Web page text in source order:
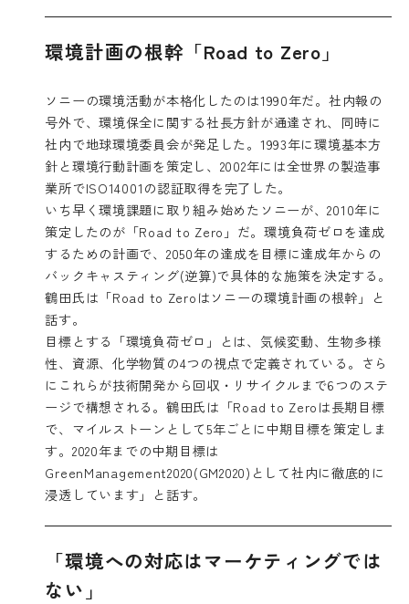
環境計画の根幹「Road to Zero」
ソニーの環境活動が本格化したのは1990年だ。社内報の
号外で、環境保全に関する社長方針が通達され、同時に
社内で地球環境委員会が発足した。1993年に環境基本方
針と環境行動計画を策定し、2002年には全世界の製造事
業所でISO14001の認証取得を完了した。
いち早く環境課題に取り組み始めたソニーが、2010年に
策定したのが「Road to Zero」だ。環境負荷ゼロを達成
するための計画で、2050年の達成を目標に達成年からの
バックキャスティング(逆算)で具体的な施策を決定する。
鶴田氏は「Road to Zeroはソニーの環境計画の根幹」と
話す。
目標とする「環境負荷ゼロ」とは、気候変動、生物多様
性、資源、化学物質の4つの視点で定義されている。さら
にこれらが技術開発から回収・リサイクルまで6つのステ
ージで構想される。鶴田氏は「Road to Zeroは長期目標
で、マイルストーンとして5年ごとに中期目標を策定しま
す。2020年までの中期目標は
GreenManagement2020(GM2020)として社内に徹底的に
浸透しています」と話す。
「環境への対応はマーケティングでは
ない」